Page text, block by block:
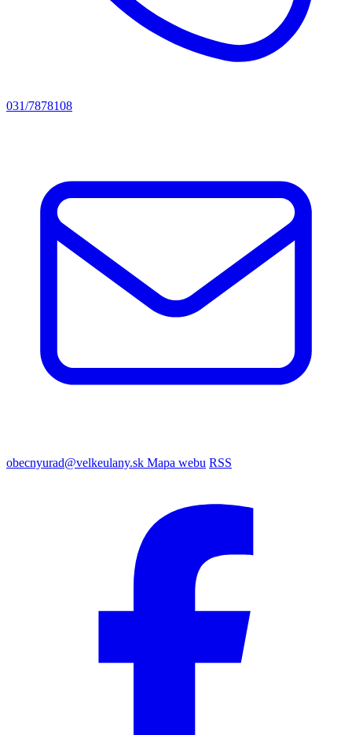
031/7878108
obecnyurad@velkeulany.sk Mapa webu RSS